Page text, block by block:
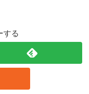
する